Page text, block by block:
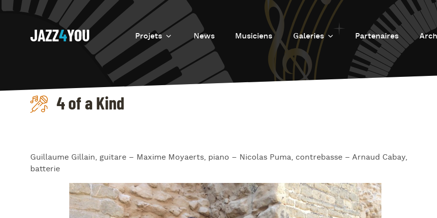
JAZZ4YOU Projets
Introduction
Resurrection
News Musiciens Galeries
Galerie photos
Galerie Vidéos
Partenaires
4 of a Kind
Guillaume Gillain, guitare – Maxime Moyaerts, piano – Nicolas Puma, contrebasse – Arnaud Cabay,
batterie